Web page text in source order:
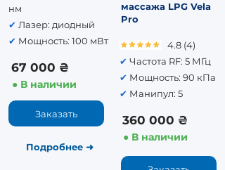
нм
✔ Лазер: диодный
✔ Мощность: 100 мВт
67 000 ₴
● В наличии
Заказать
Подробнее ➜
массажа LPG Vela
Pro
4.8 (4)
✔ Частота RF: 5 МГц
✔ Мощность: 90 кПа
✔ Манипул: 5
360 000 ₴
● В наличии